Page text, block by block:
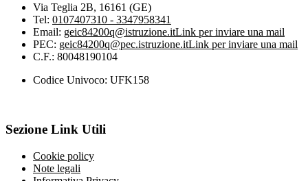
Via Teglia 2B, 16161 (GE)
Tel: 0107407310 - 3347958341
Email: geic84200q@istruzione.itLink per inviare una mail
PEC: geic84200q@pec.istruzione.itLink per inviare una mail
C.F.: 80048190104
Codice Univoco: UFK158
Sezione Link Utili
Cookie policy
Note legali